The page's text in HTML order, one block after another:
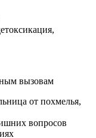
вызовам
от похмелья,
вопросов